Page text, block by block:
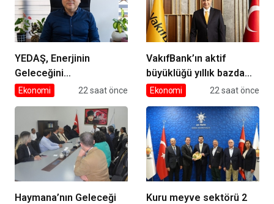
YEDAŞ, Enerjinin
Geleceğini
Şekillendirecek Genç
Ekonomi 22 saat önce
VakıfBank’ın aktif
büyüklüğü yıllık bazda
yüzde 28 artışla 5,8
Ekonomi 22 saat önce
Haymana’nın Geleceği
Kuru meyve sektörü 2